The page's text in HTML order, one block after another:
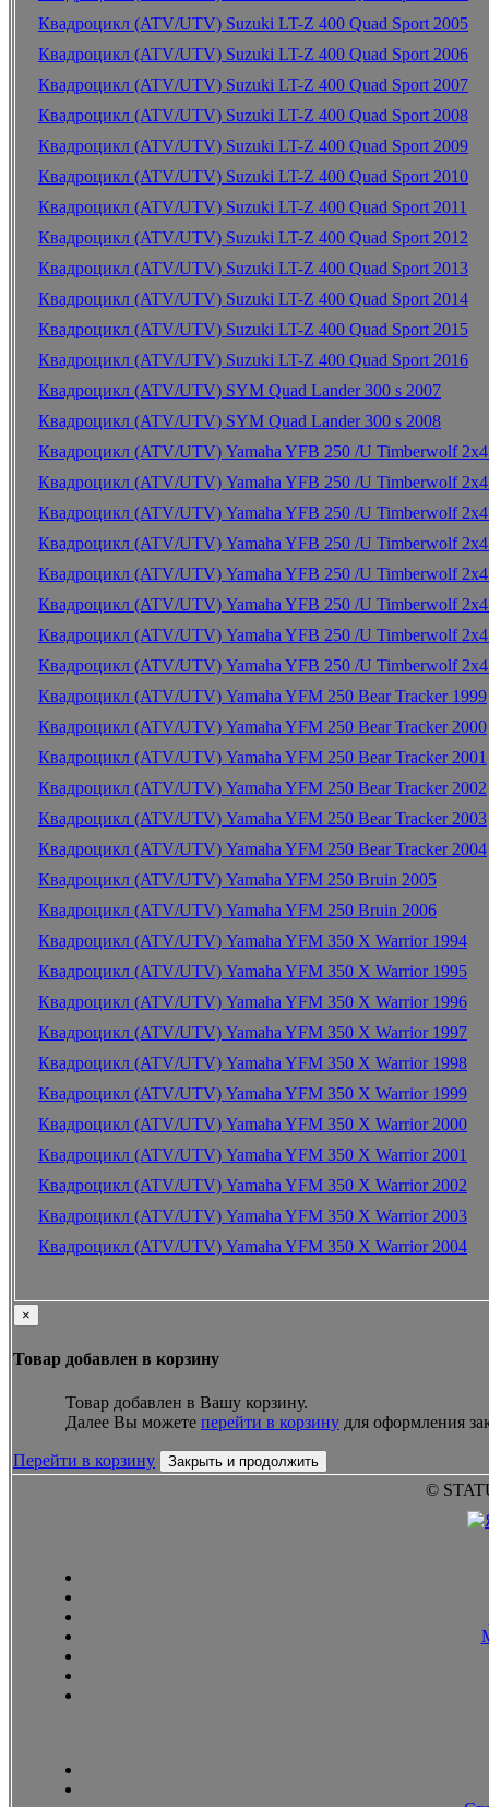
Квадроцикл (ATV/UTV) Suzuki LT-Z 400 Quad Sport 2005
Квадроцикл (ATV/UTV) Suzuki LT-Z 400 Quad Sport 2006
Квадроцикл (ATV/UTV) Suzuki LT-Z 400 Quad Sport 2007
Квадроцикл (ATV/UTV) Suzuki LT-Z 400 Quad Sport 2008
Квадроцикл (ATV/UTV) Suzuki LT-Z 400 Quad Sport 2009
Квадроцикл (ATV/UTV) Suzuki LT-Z 400 Quad Sport 2010
Квадроцикл (ATV/UTV) Suzuki LT-Z 400 Quad Sport 2011
Квадроцикл (ATV/UTV) Suzuki LT-Z 400 Quad Sport 2012
Квадроцикл (ATV/UTV) Suzuki LT-Z 400 Quad Sport 2013
Квадроцикл (ATV/UTV) Suzuki LT-Z 400 Quad Sport 2014
Квадроцикл (ATV/UTV) Suzuki LT-Z 400 Quad Sport 2015
Квадроцикл (ATV/UTV) Suzuki LT-Z 400 Quad Sport 2016
Квадроцикл (ATV/UTV) SYM Quad Lander 300 s 2007
Квадроцикл (ATV/UTV) SYM Quad Lander 300 s 2008
Квадроцикл (ATV/UTV) Yamaha YFB 250 /U Timberwolf
Квадроцикл (ATV/UTV) Yamaha YFB 250 /U Timberwolf
Квадроцикл (ATV/UTV) Yamaha YFB 250 /U Timberwolf
Квадроцикл (ATV/UTV) Yamaha YFB 250 /U Timberwolf
Квадроцикл (ATV/UTV) Yamaha YFB 250 /U Timberwolf
Квадроцикл (ATV/UTV) Yamaha YFB 250 /U Timberwolf
Квадроцикл (ATV/UTV) Yamaha YFB 250 /U Timberwolf
Квадроцикл (ATV/UTV) Yamaha YFB 250 /U Timberwolf
Квадроцикл (ATV/UTV) Yamaha YFM 250 Bear Tracker 1999
Квадроцикл (ATV/UTV) Yamaha YFM 250 Bear Tracker 2000
Квадроцикл (ATV/UTV) Yamaha YFM 250 Bear Tracker 2001
Квадроцикл (ATV/UTV) Yamaha YFM 250 Bear Tracker 2002
Квадроцикл (ATV/UTV) Yamaha YFM 250 Bear Tracker 2003
Квадроцикл (ATV/UTV) Yamaha YFM 250 Bear Tracker 2004
Квадроцикл (ATV/UTV) Yamaha YFM 250 Bruin 2005
Квадроцикл (ATV/UTV) Yamaha YFM 250 Bruin 2006
Квадроцикл (ATV/UTV) Yamaha YFM 350 X Warrior 1994
Квадроцикл (ATV/UTV) Yamaha YFM 350 X Warrior 1995
Квадроцикл (ATV/UTV) Yamaha YFM 350 X Warrior 1996
Квадроцикл (ATV/UTV) Yamaha YFM 350 X Warrior 1997
Квадроцикл (ATV/UTV) Yamaha YFM 350 X Warrior 1998
Квадроцикл (ATV/UTV) Yamaha YFM 350 X Warrior 1999
Квадроцикл (ATV/UTV) Yamaha YFM 350 X Warrior 2000
Квадроцикл (ATV/UTV) Yamaha YFM 350 X Warrior 2001
Квадроцикл (ATV/UTV) Yamaha YFM 350 X Warrior 2002
Квадроцикл (ATV/UTV) Yamaha YFM 350 X Warrior 2003
Квадроцикл (ATV/UTV) Yamaha YFM 350 X Warrior 2004
×
Товар добавлен в корзину
Товар добавлен в Вашу корзину.
Далее Вы можете перейти в корзину для оформления
Перейти в корзину Закрыть и продолжить
©